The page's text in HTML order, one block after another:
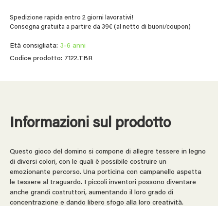
Spedizione rapida entro 2 giorni lavorativi!
Consegna gratuita a partire da 39€ (al netto di buoni/coupon)
Età consigliata: 3-6 anni
Codice prodotto: 7122.TBR
Informazioni sul prodotto
Questo gioco del domino si compone di allegre tessere in legno
di diversi colori, con le quali è possibile costruire un
emozionante percorso. Una porticina con campanello aspetta
le tessere al traguardo. I piccoli inventori possono diventare
anche grandi costruttori, aumentando il loro grado di
concentrazione e dando libero sfogo alla loro creatività.